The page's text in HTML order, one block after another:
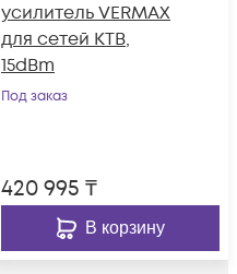
усилитель VERMAX
для сетей КТВ,
15dBm
Под заказ
420 995 ₸
В корзину